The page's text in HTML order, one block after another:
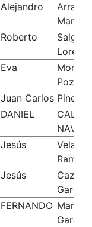
Alejandro
Arrabal
Roberto
Salgao
Eva
Montes
Pozo
Juan Carlos Pineda
DANIEL
CALLE
Jesús
Velasco
Ramos
Jesús
Garcia
FERNANDO
Garcia